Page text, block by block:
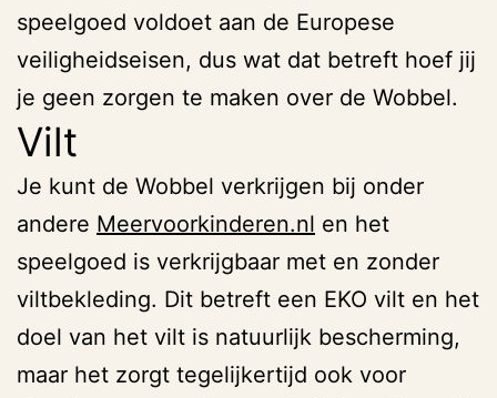
speelgoed voldoet aan de Europese
veiligheidseisen, dus wat dat betreft hoef jij
je geen zorgen te maken over de Wobbel.
Vilt
Je kunt de Wobbel verkrijgen bij onder
andere Meervoorkinderen.nl en het
speelgoed is verkrijgbaar met en zonder
viltbekleding. Dit betreft een EKO vilt en het
doel van het vilt is natuurlijk bescherming,
maar het zorgt tegelijkertijd ook voor